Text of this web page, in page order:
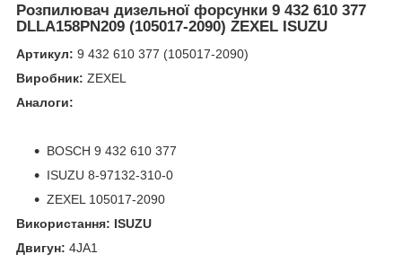
Розпилювач дизельної форсунки 9 432 610 377
DLLA158PN209 (105017-2090) ZEXEL ISUZU
Артикул: 9 432 610 377 (105017-2090)
Виробник: ZEXEL
Аналоги:
BOSCH 9 432 610 377
ISUZU 8-97132-310-0
ZEXEL 105017-2090
Використання: ISUZU
Двигун: 4JA1